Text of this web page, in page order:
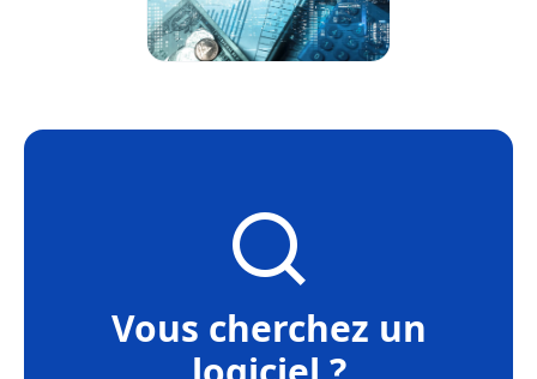
Vous cherchez un